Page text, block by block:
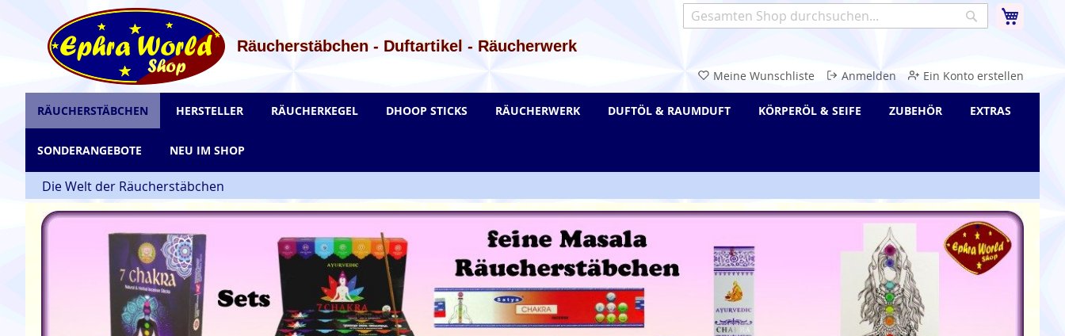
Suche
Räucherstäbchen - Duftartikel - Räucherwerk
Meine Wunschliste Anmelden Ein Konto erstellen
Inhalt
springen
Die Welt der Räucherstäbchen
RÄUCHERSTÄBCHEN HERSTELLER RÄUCHERKEGEL DHOOP STICKS RÄUCHERWERK DUFTÖL & RAUMDUFT KÖRPERÖL & SEIFE ZUBEHÖR EXTRAS
SONDERANGEBOTE NEU IM SHOP